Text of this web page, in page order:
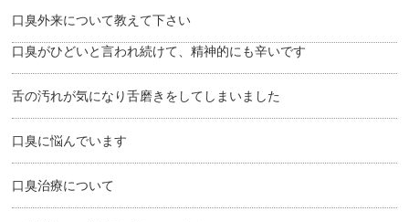
口臭外来について教えて下さい
口臭がひどいと言われ続けて、精神的にも辛いです
舌の汚れが気になり舌磨きをしてしまいました
口臭に悩んでいます
口臭治療について